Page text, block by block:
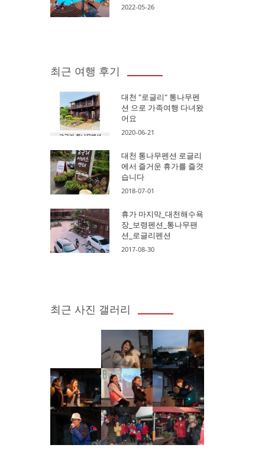
2022-05-26
최근 여행 후기
대천 "로글리" 통나무펜
션 으로 가족여행 다녀왔
어요
2020-06-21
대천 통나무펜션 로글리
에서 즐거운 휴가를 즐겻
습니다
2018-07-01
휴가 마지막_대천해수욕
장_보령펜션_통나무팬
션_로글리펜션
2017-08-30
최근 사진 갤러리